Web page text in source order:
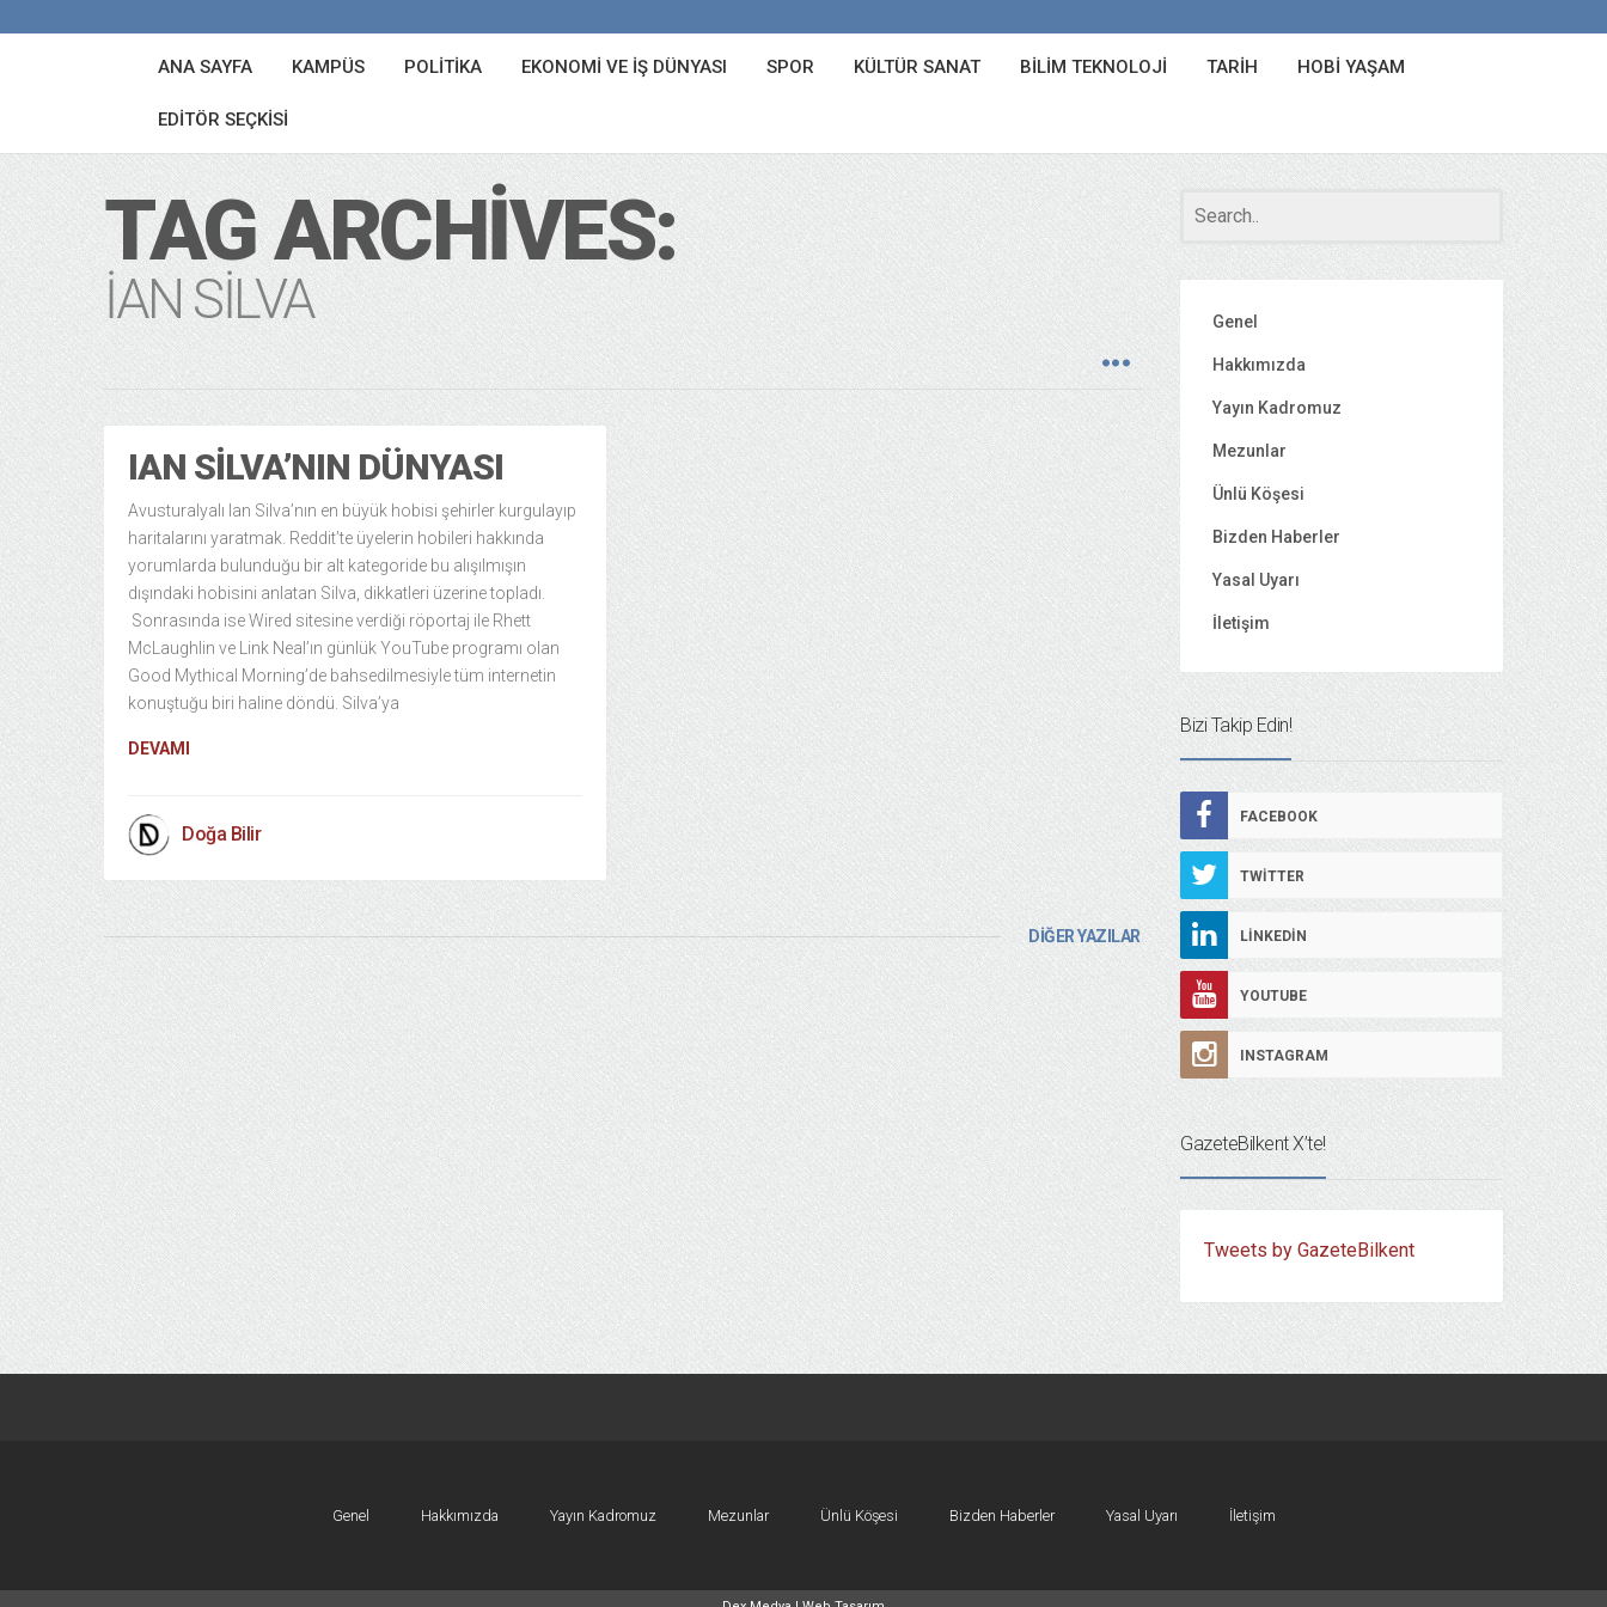
ANA SAYFA KAMPÜS POLITIKA EKONOMI VE İŞ DÜNYASI SPOR KÜLTÜR SANAT BILIM TEKNOLOJI TARIH HOBI YAŞAM
EDITÖR SEÇKISI
TAG ARCHIVES:
IAN SILVA
IAN SILVA’NIN DÜNYASI
Avusturalyalı Ian Silva’nın en büyük hobisi şehirler kurgulayıp
haritalarını yaratmak. Reddit’te üyelerin hobileri hakkında
yorumlarda bulunduğu bir alt kategoride bu alışılmışın
dışındaki hobisini anlatan Silva, dikkatleri üzerine topladı.
Sonrasında ise Wired sitesine verdiği röportaj ile Rhett
McLaughlin ve Link Neal’ın günlük YouTube programı olan
Good Mythical Morning’de bahsedilmesiyle tüm internetin
konuştuğu biri haline döndü. Silva’ya
DEVAMI
Doğa Bilir
DİĞER YAZILAR
Genel
Hakkımızda
Yayın Kadromuz
Mezunlar
Ünlü Köşesi
Bizden Haberler
Yasal Uyarı
İletişim
Bizi Takip Edin!
FACEBOOK
TWITTER
LINKEDIN
YOUTUBE
INSTAGRAM
GazeteBilkent X’te!
Tweets by GazeteBilkent
Genel Hakkımızda Yayın Kadromuz Mezunlar Ünlü Köşesi Bizden Haberler Yasal Uyarı İletişim